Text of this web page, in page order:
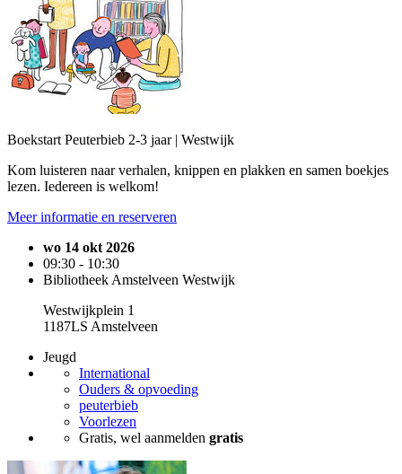
Boekstart Peuterbieb 2-3 jaar | Westwijk
Kom luisteren naar verhalen, knippen en plakken en samen boekjes
lezen. Iedereen is welkom!
Meer informatie en reserveren
wo 14 okt 2026
09:30 - 10:30
Bibliotheek Amstelveen Westwijk
Westwijkplein 1
1187LS Amstelveen
Jeugd
International
Ouders & opvoeding
peuterbieb
Voorlezen
Gratis, wel aanmelden gratis